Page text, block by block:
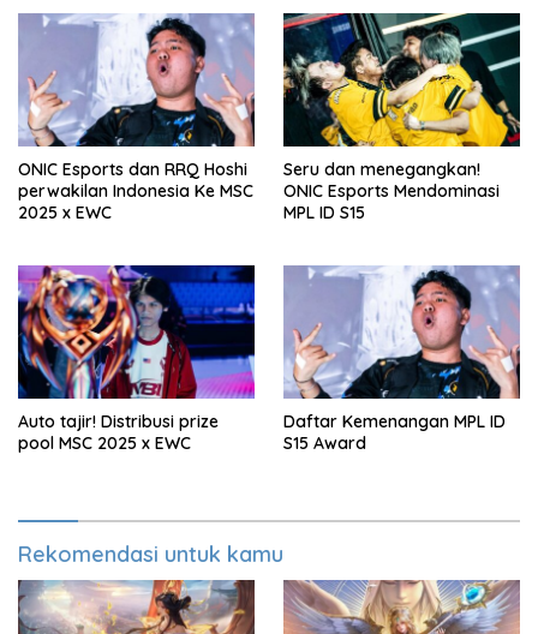
ONIC Esports dan RRQ Hoshi
perwakilan Indonesia Ke MSC
2025 x EWC
Seru dan menegangkan!
ONIC Esports Mendominasi
MPL ID S15
Auto tajir! Distribusi prize
pool MSC 2025 x EWC
Daftar Kemenangan MPL ID
S15 Award
Rekomendasi untuk kamu